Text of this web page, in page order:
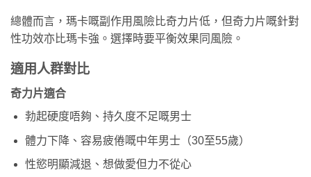
總體而言，瑪卡嘅副作用風險比奇力片低，但奇力片嘅針對
性功效亦比瑪卡強。選擇時要平衡效果同風險。
適用人群對比
奇力片適合
勃起硬度唔夠、持久度不足嘅男士
體力下降、容易疲倦嘅中年男士（30至55歲）
性慾明顯減退、想做愛但力不從心